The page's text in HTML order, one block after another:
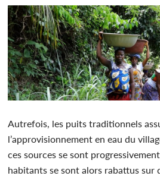
Autrefois, les puits traditionnels
l’approvisionnement en eau du
ces sources se sont
habitants se sont alors rabattus sur